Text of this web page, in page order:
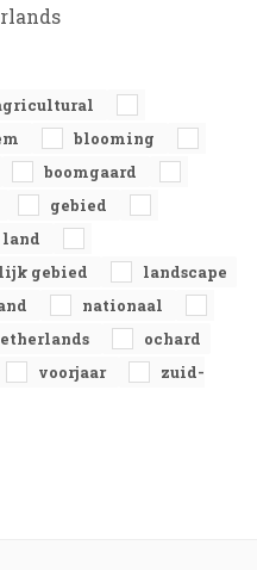
blooming
boomgaard
gebied
land
gebied
landscape
nationaal
ochard
voorjaar
zuid-